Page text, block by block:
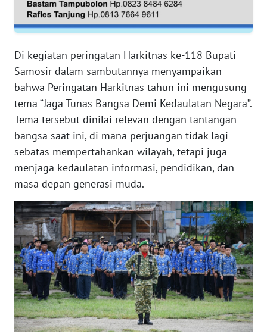
Di kegiatan peringatan Harkitnas ke-118 Bupati
Samosir dalam sambutannya menyampaikan
bahwa Peringatan Harkitnas tahun ini mengusung
tema “Jaga Tunas Bangsa Demi Kedaulatan Negara”.
Tema tersebut dinilai relevan dengan tantangan
bangsa saat ini, di mana perjuangan tidak lagi
sebatas mempertahankan wilayah, tetapi juga
menjaga kedaulatan informasi, pendidikan, dan
masa depan generasi muda.
SULTENG
SULBAR
BABEL
WN
SUMBAR
WN
SUMSEL
WN
BENGKULU
WN
LAMPUNG
WN
JATENG